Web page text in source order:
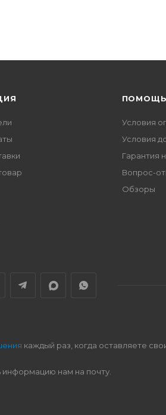
ПОМОЩЬ
Условия
Условия
Гарантия
Вопрос-
Обзоры
каждый раз, когда оставляете
нам на почту.